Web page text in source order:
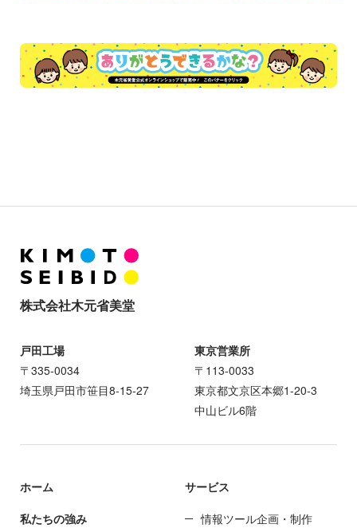
株式会社木元省美堂
戸田工場
〒335-0034
埼玉県戸田市笹目8-15-27
東京営業所
〒113-0033
東京都文京区本郷1-20-3
中山ビル6階
ホーム
私たちの強み
サービス
情報ツール企画・制作